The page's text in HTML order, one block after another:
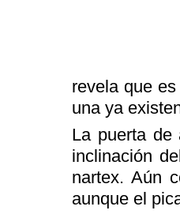
revela que
una ya
La puerta de
inclinación
nartex. Aún
aunque el